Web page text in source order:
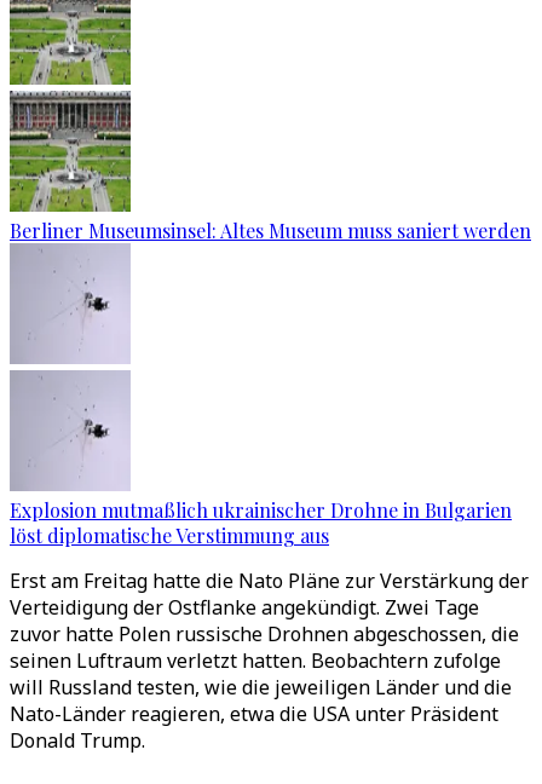
Berliner Museumsinsel: Altes Museum muss saniert werden
Explosion mutmaßlich ukrainischer Drohne in Bulgarien
löst diplomatische Verstimmung aus
Erst am Freitag hatte die Nato Pläne zur Verstärkung der
Verteidigung der Ostflanke angekündigt. Zwei Tage
zuvor hatte Polen russische Drohnen abgeschossen, die
seinen Luftraum verletzt hatten. Beobachtern zufolge
will Russland testen, wie die jeweiligen Länder und die
Nato-Länder reagieren, etwa die USA unter Präsident
Donald Trump.